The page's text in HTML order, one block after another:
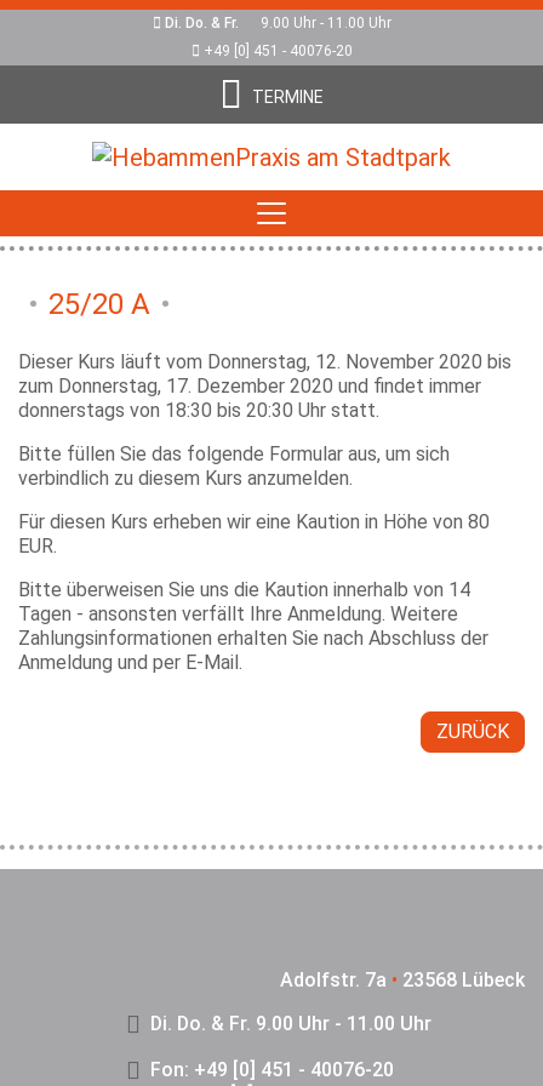
Di. Do. & Fr. 9.00 Uhr - 11.00 Uhr
+49 [0] 451 - 40076-20
TERMINE
25/20 A
Dieser Kurs läuft vom Donnerstag, 12. November 2020 bis
zum Donnerstag, 17. Dezember 2020 und findet immer
donnerstags von 18:30 bis 20:30 Uhr statt.
Bitte füllen Sie das folgende Formular aus, um sich
verbindlich zu diesem Kurs anzumelden.
Für diesen Kurs erheben wir eine Kaution in Höhe von 80
EUR.
Bitte überweisen Sie uns die Kaution innerhalb von 14
Tagen - ansonsten verfällt Ihre Anmeldung. Weitere
Zahlungsinformationen erhalten Sie nach Abschluss der
Anmeldung und per E-Mail.
ZURÜCK
Adolfstr. 7a • 23568 Lübeck
Di. Do. & Fr. 9.00 Uhr - 11.00 Uhr
Fon: +49 [0] 451 - 40076-20